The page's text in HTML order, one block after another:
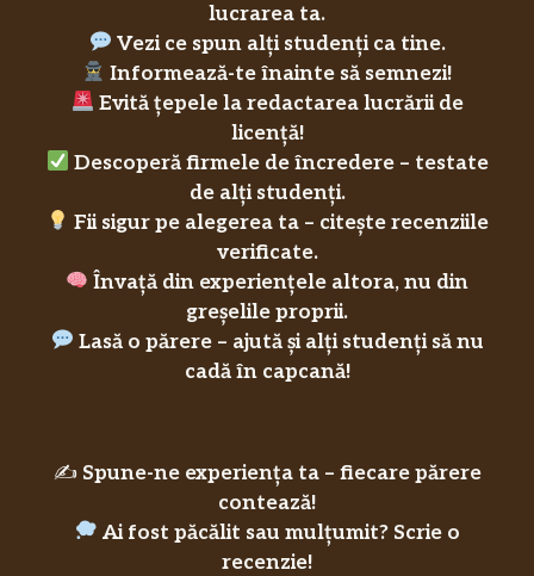
lucrarea ta.
Vezi ce spun alți studenți ca tine.
Informează-te înainte să semnezi!
Evită țepele la redactarea lucrării de
licență!
Descoperă firmele de încredere – testate
de alți studenți.
Fii sigur pe alegerea ta – citește recenziile
verificate.
Învață din experiențele altora, nu din
greșelile proprii.
Lasă o părere – ajută și alți studenți să nu
cadă în capcană!
✍️ Spune-ne experiența ta – fiecare părere
contează!
Ai fost păcălit sau mulțumit? Scrie o
recenzie!